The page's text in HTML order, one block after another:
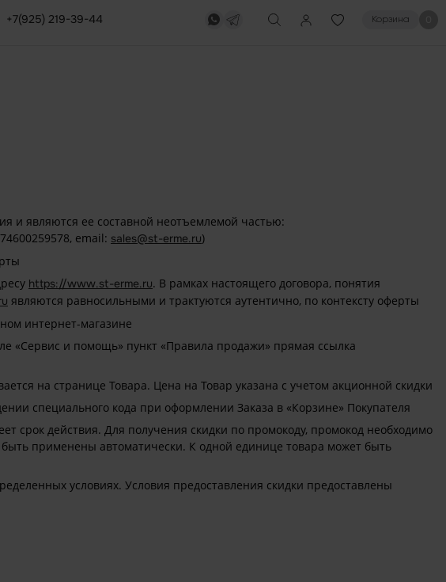
+7(925) 219-39-44 Корзина
и являются ее составной неотъемлемой частью:
email: sales@st-erme.ru)
https://www.st-erme.ru. В рамках настоящего договора, понятия
являются равносильными и трактуются аутентично, по контексту оферты
интернет-магазине
«Сервис и помощь» пункт «Правила продажи» прямая ссылка
на странице Товара. Цена на Товар указана с учетом акционной скидки
специального кода при оформлении Заказа в «Корзине» Покупателя
срок действия. Для получения скидки по промокоду, промокод необходимо
применены автоматически. К одной единице товара может быть
условиях. Условия предоставления скидки предоставлены